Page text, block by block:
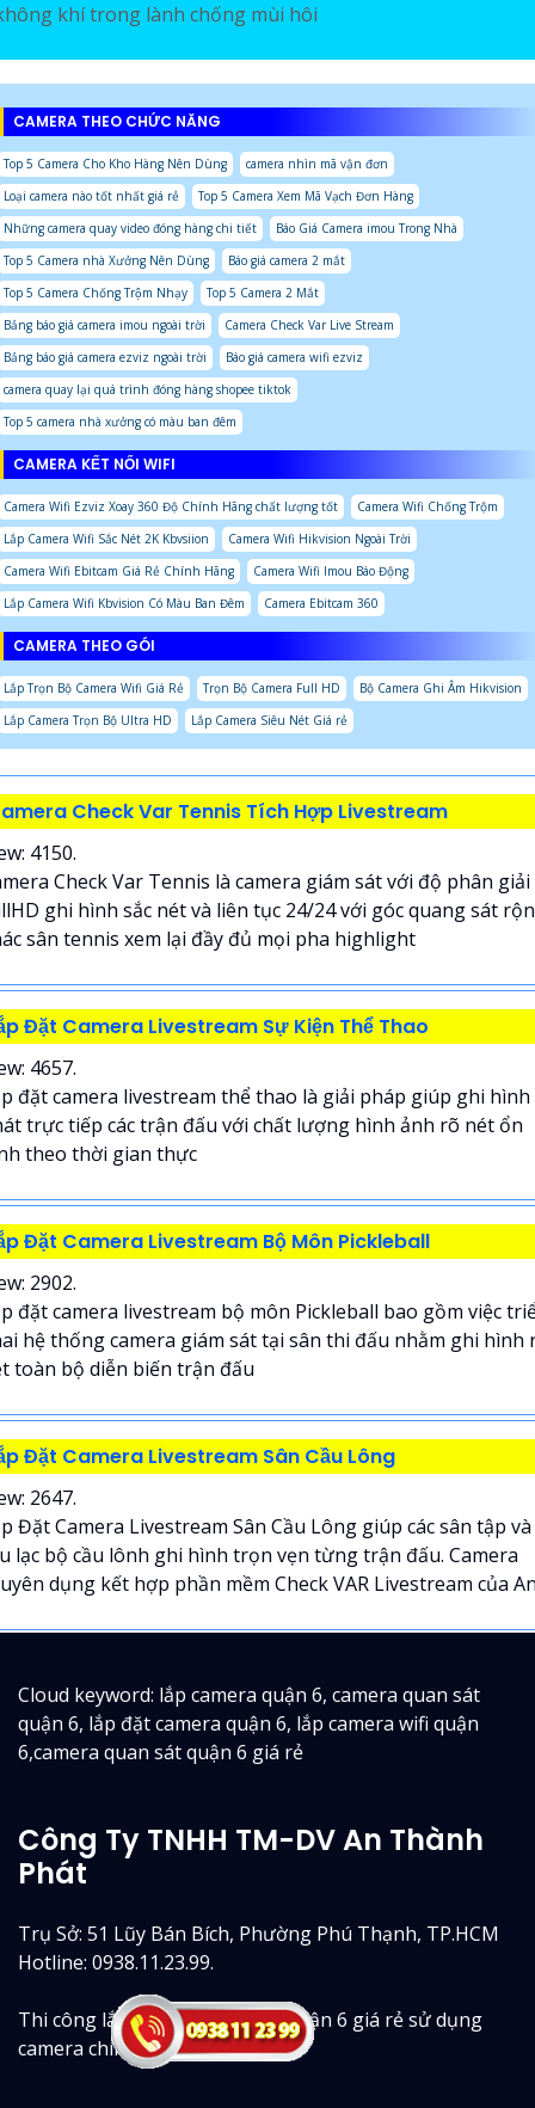
khí trong lành chống mùi hôi
CAMERA THEO CHỨC NĂNG
Top 5 Camera Cho Kho Hàng Nên Dùng
camera nhìn mã vận đơn
Loại camera nào tốt nhất giá rẻ
Top 5 Camera Xem Mã Vạch Đơn Hàng
Những camera quay video đóng hàng chi tiết
Báo Giá Camera imou Trong Nhà
Top 5 Camera nhà Xưởng Nên Dùng
Báo giá camera 2 mắt
Top 5 Camera Chống Trộm Nhạy
Top 5 Camera 2 Mắt
Bảng báo giá camera imou ngoài trời
Camera Check Var Live Stream
Bảng báo giá camera ezviz ngoài trời
Báo giá camera wifi ezviz
camera quay lại quá trình đóng hàng shopee tiktok
Top 5 camera nhà xưởng có màu ban đêm
CAMERA KẾT NỐI WIFI
Camera Wifi Ezviz Xoay 360 Độ Chính Hãng chất lượng tốt
Camera Wifi Chống Trộm
Lắp Camera Wifi Sắc Nét 2K Kbvsiion
Camera Wifi Hikvision Ngoài Trời
Camera Wifi Ebitcam Giá Rẻ Chính Hãng
Camera Wifi Imou Báo Động
Lắp Camera Wifi Kbvision Có Màu Ban Đêm
Camera Ebitcam 360
CAMERA THEO GÓI
Lắp Trọn Bộ Camera Wifi Giá Rẻ Trọn Bộ Camera Full HD
Bộ Camera Ghi Âm Hikvision
Lắp Camera Trọn Bộ Ultra HD
Lắp Camera Siêu Nét Giá rẻ
Check Var Tennis Tích Hợp Livestream
4150.
Check Var Tennis là camera giám sát với độ phân giải
ghi hình sắc nét và liên tục 24/24 với góc quang sát
sân tennis xem lại đầy đủ mọi pha highlight
Đặt Camera Livestream Sự Kiện Thể Thao
4657.
đặt camera livestream thể thao là giải pháp giúp ghi hình
trực tiếp các trận đấu với chất lượng hình ảnh rõ nét ổn
theo thời gian thực
Đặt Camera Livestream Bộ Môn Pickleball
2902.
đặt camera livestream bộ môn Pickleball bao gồm việc
hệ thống camera giám sát tại sân thi đấu nhằm ghi hình
toàn bộ diễn biến trận đấu
Đặt Camera Livestream Sân Cầu Lông
2647.
Đặt Camera Livestream Sân Cầu Lông giúp các sân tập và
lạc bộ cầu lônh ghi hình trọn vẹn từng trận đấu. Camera
dụng kết hợp phần mềm Check VAR Livestream của
Cloud keyword: lắp camera quận 6, camera quan sát
quận 6, lắp đặt camera quận 6, lắp camera wifi quận
6,camera quan sát quận 6 giá rẻ
Công Ty TNHH TM-DV An Thành
Phát
Trụ Sở: 51 Lũy Bán Bích, Phường Phú Thạnh, TP.HCM
Hotline: 0938.11.23.99.
Thi công lắp camera quan sát quận 6 giá rẻ sử dụng
camera chính hãng